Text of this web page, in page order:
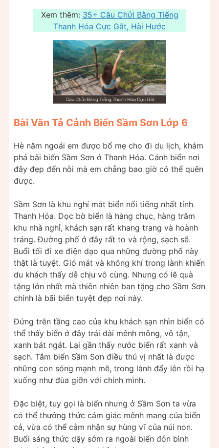
Xem thêm: 35+ Câu Chửi Bằng Tiếng
Thanh Hóa Cực Gắt, Hài Hước
Bài Văn Tả Cảnh Biển Sầm Sơn Lớp 6
Hè năm ngoái em được bố mẹ cho đi du lịch, khám
phá bãi biển Sầm Sơn ở Thanh Hóa. Cảnh biển nơi
đây đẹp đến nỗi mà em chẳng bao giờ có thể quên
được.
Sầm Sơn là khu nghỉ mát biển nổi tiếng nhất tỉnh
Thanh Hóa. Dọc bờ biển là hàng chục, hàng trăm
khu nhà nghỉ, khách sạn rất khang trang và hoành
tráng. Đường phố ở đây rất to và rộng, sạch sẽ.
Buổi tối đi xe điện dạo qua những đường phố này
thật là tuyệt. Gió mát và không khí trong lành khiến
du khách thấy dễ chịu vô cùng. Nhưng có lẽ quà
tặng lớn nhất mà thiên nhiên ban tặng cho Sầm Sơn
chính là bãi biển tuyệt đẹp nơi này.
Đứng trên tầng cao của khu khách sạn nhìn biển có
thể thấy biển ở đây trải dài mênh mông, vô tận,
xanh bát ngát. Lại gần thấy nước biển rất xanh và
sạch. Tắm biển Sầm Sơn điều thú vị nhất là được
những con sóng mạnh mẽ, trong lành đẩy lên rồi hạ
xuống như đùa giỡn với chính mình.
Đặc biệt, tuy gọi là biển nhưng ở Sầm Sơn ta vừa
có thể thưởng thức cảm giác mênh mang của biển
cả, vừa có thể cảm nhận sự hùng vĩ của núi non.
Buổi sáng thức dậy sớm ra ngoài biển đón bình